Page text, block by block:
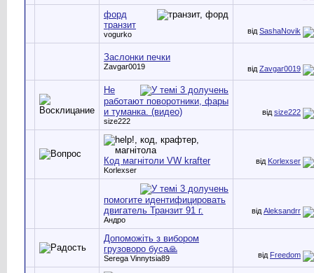
форд
транзит
vogurko від SashaNovik
Заслонки печки
Zavgar0019 від Zavgar0019
Не
работают поворотники, фары
и туманка. (видео)
size222
від size222
Код магнітоли VW krafter
Korlexser
від Korlexser
помогите идентифицировать
двигатель Транзит 91 г.
Андро
від Aleksandrr
Допоможіть з вибором
грузоворо буса🙏
Serega Vinnytsia89 від Freedom